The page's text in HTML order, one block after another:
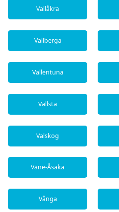
Vallåkra
Vallberga
Vallentuna
Vallsta
Valskog
Väne-Åsaka
Vånga